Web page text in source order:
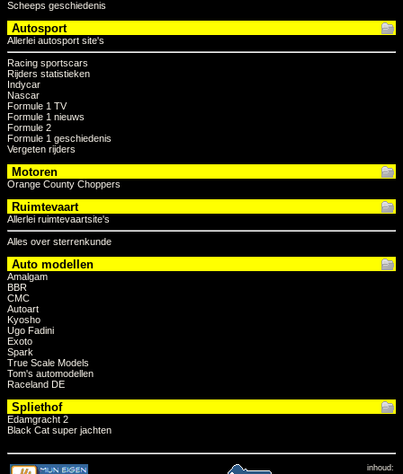
Scheeps geschiedenis
Autosport
Allerlei autosport site's
Racing sportscars
Rijders statistieken
Indycar
Nascar
Formule 1 TV
Formule 1 nieuws
Formule 2
Formule 1 geschiedenis
Vergeten rijders
Motoren
Orange County Choppers
Ruimtevaart
Allerlei ruimtevaartsite's
Alles over sterrenkunde
Auto modellen
Amalgam
BBR
CMC
Autoart
Kyosho
Ugo Fadini
Exoto
Spark
True Scale Models
Tom's automodellen
Raceland DE
Spliethof
Edamgracht 2
Black Cat super jachten
inhoud: